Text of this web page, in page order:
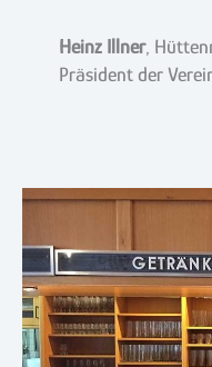
Heinz Illner,
Präsident der